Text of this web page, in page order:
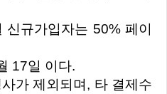
규가입자는 50% 페이
17일 이다.
가 제외되며, 타 결제수